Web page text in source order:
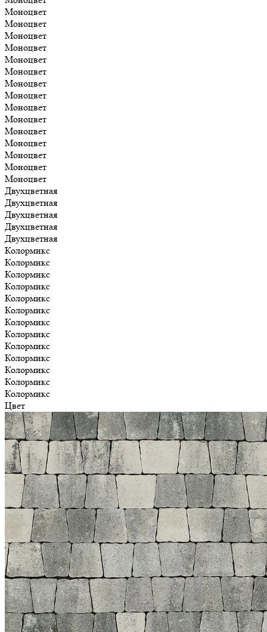
Моноцвет
Моноцвет
Моноцвет
Моноцвет
Моноцвет
Моноцвет
Моноцвет
Моноцвет
Моноцвет
Моноцвет
Моноцвет
Моноцвет
Моноцвет
Моноцвет
Моноцвет
Двухцветная
Двухцветная
Двухцветная
Двухцветная
Двухцветная
Колормикс
Колормикс
Колормикс
Колормикс
Колормикс
Колормикс
Колормикс
Колормикс
Колормикс
Колормикс
Колормикс
Колормикс
Колормикс
Цвет